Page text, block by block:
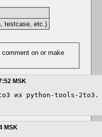
testcase, etc.)
MSK
из python-tools-2to3.
MSK